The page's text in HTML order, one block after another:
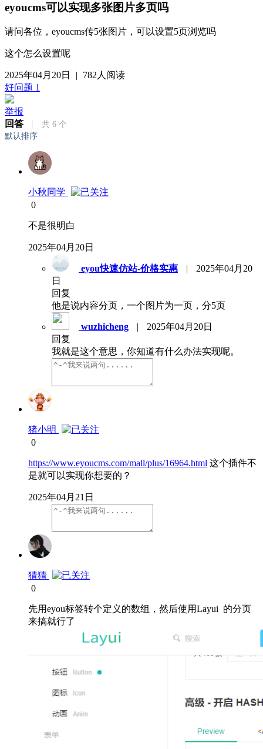
eyoucms可以实现多张图片多页吗
请问各位，eyoucms传5张图片，可以设置5页浏览吗
这个怎么设置呢
2025年04月20日 |
782人阅读
好问题 1
举报
回答
共 6 个
默认排序
小秋同学
0
不是很明白
2025年04月20日
eyou快速仿站-价格实惠 |
2025年04月20
日
回复
他是说内容分页，一个图片为一页，分5页
wuzhicheng |
2025年04月20日
回复
我就是这个意思，你知道有什么办法实现呢。
猪小明
0
https://www.eyoucms.com/mall/plus/16964.html 这个插件不
是就可以实现你想要的？
2025年04月21日
猜猜
0
先用eyou标签转个定义的数组，然后使用Layui 的分页
来搞就行了